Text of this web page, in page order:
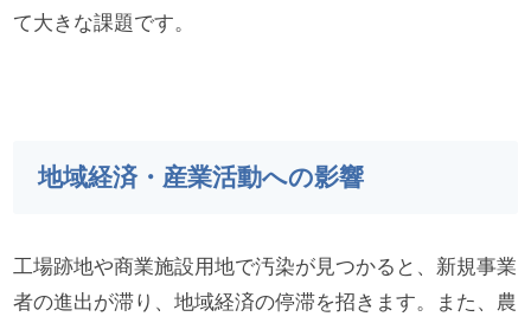
て大きな課題です。
地域経済・産業活動への影響
工場跡地や商業施設用地で汚染が見つかると、新規事業
者の進出が滞り、地域経済の停滞を招きます。また、農